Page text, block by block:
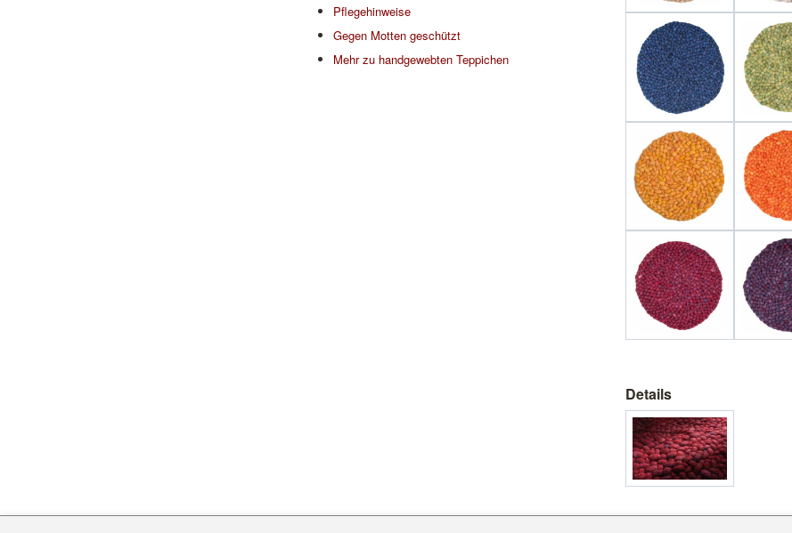
Pflegehinweise
Gegen Motten geschützt
Mehr zu handgewebten Teppichen
Details